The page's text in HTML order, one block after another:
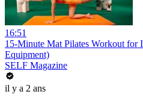
16:51
15-Minute Mat Pilates Workout for
Equipment)
SELF Magazine
il y a 2 ans